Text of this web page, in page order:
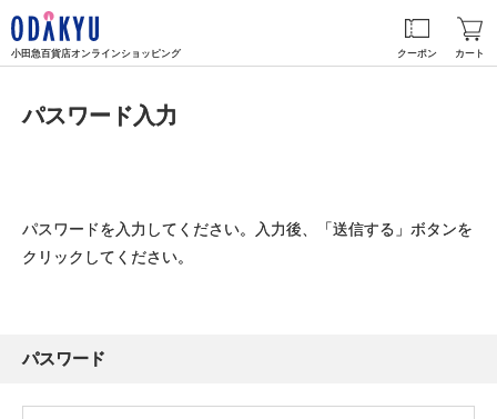
小田急百貨店オンラインショッピング クーポン カート
パスワード入力
パスワードを入力してください。入力後、「送信する」ボタンを
クリックしてください。
パスワード